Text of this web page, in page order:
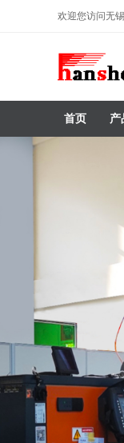
欢迎您访问无
首页 产